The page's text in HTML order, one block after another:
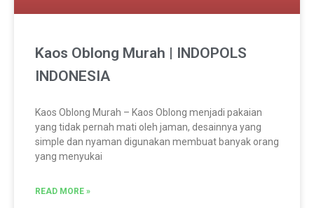
Kaos Oblong Murah | INDOPOLS
INDONESIA
Kaos Oblong Murah – Kaos Oblong menjadi pakaian
yang tidak pernah mati oleh jaman, desainnya yang
simple dan nyaman digunakan membuat banyak orang
yang menyukai
READ MORE »